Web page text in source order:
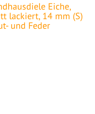
Eiche,
lackiert, 14 mm (S)
und Feder